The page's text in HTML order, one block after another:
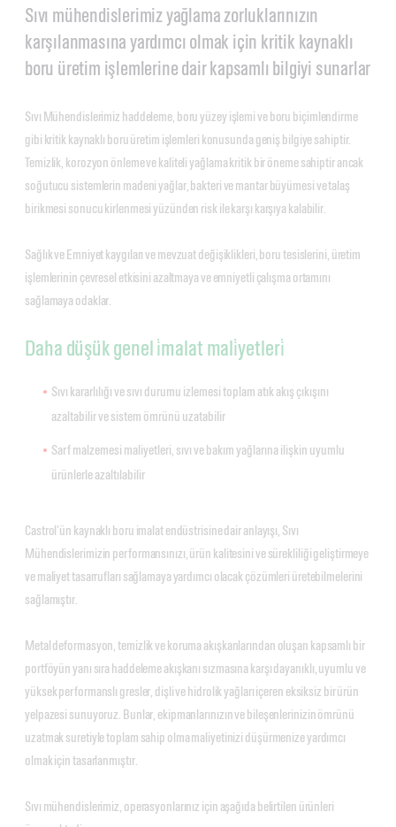
Sıvı mühendislerimiz yağlama zorluklarınızın
karşılanmasına yardımcı olmak için kritik kaynaklı
boru üretim işlemlerine dair kapsamlı bilgiyi sunarlar
Sıvı Mühendislerimiz haddeleme, boru yüzey işlemi ve boru biçimlendirme
gibi kritik kaynaklı boru üretim işlemleri konusunda geniş bilgiye sahiptir.
Temizlik, korozyon önleme ve kaliteli yağlama kritik bir öneme sahiptir ancak
soğutucu sistemlerin madeni yağlar, bakteri ve mantar büyümesi ve talaş
birikmesi sonucu kirlenmesi yüzünden risk ile karşı karşıya kalabilir.
Sağlık ve Emniyet kaygıları ve mevzuat değişiklikleri, boru tesislerini, üretim
işlemlerinin çevresel etkisini azaltmaya ve emniyetli çalışma ortamını
sağlamaya odaklar.
Daha düşük genel i̇malat mali̇yetleri̇
Sıvı kararlılığı ve sıvı durumu izlemesi toplam atık akış çıkışını
azaltabilir ve sistem ömrünü uzatabilir
Sarf malzemesi maliyetleri, sıvı ve bakım yağlarına ilişkin uyumlu
ürünlerle azaltılabilir
Castrol’ün kaynaklı boru imalat endüstrisine dair anlayışı, Sıvı
Mühendislerimizin performansınızı, ürün kalitesini ve sürekliliği geliştirmeye
ve maliyet tasarrufları sağlamaya yardımcı olacak çözümleri üretebilmelerini
sağlamıştır.
Metal deformasyon, temizlik ve koruma akışkanlarından oluşan kapsamlı bir
portföyün yanı sıra haddeleme akışkanı sızmasına karşı dayanıklı, uyumlu ve
yüksek performanslı gresler, dişli ve hidrolik yağları içeren eksiksiz bir ürün
yelpazesi sunuyoruz. Bunlar, ekipmanlarınızın ve bileşenlerinizin ömrünü
uzatmak suretiyle toplam sahip olma maliyetinizi düşürmenize yardımcı
olmak için tasarlanmıştır.
Sıvı mühendislerimiz, operasyonlarınız için aşağıda belirtilen ürünleri